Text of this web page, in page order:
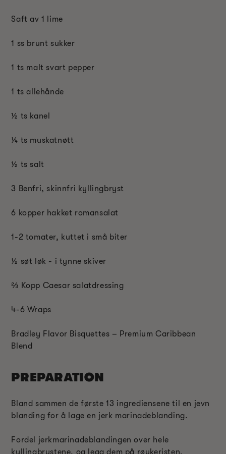
Saft av 1 lime
1 ss brunt sukker
1 ts malt svart pepper
1 ts allehånde
½ ts kanel
¼ ts muskatnøtt
½ ts salt
3 Benfri, skinnfri kyllingbryst
6 kopper hakket romansalat
1-2 tomater, kuttet i små biter
½ søt løk - i tynne skiver
⅔ Kopp Caesar salatdressing
4-6 Wraps
Bradley Flavor Bisquettes – Premium Caribbean
Blend
PREPARATION
Bland sammen de første 13 ingrediensene til en jevn
blanding for å lage en jerk marinadeblanding.
Fordel jerkmarinadeblandingen over hele
kyllingbrystene, og legg dem på røykeristen.